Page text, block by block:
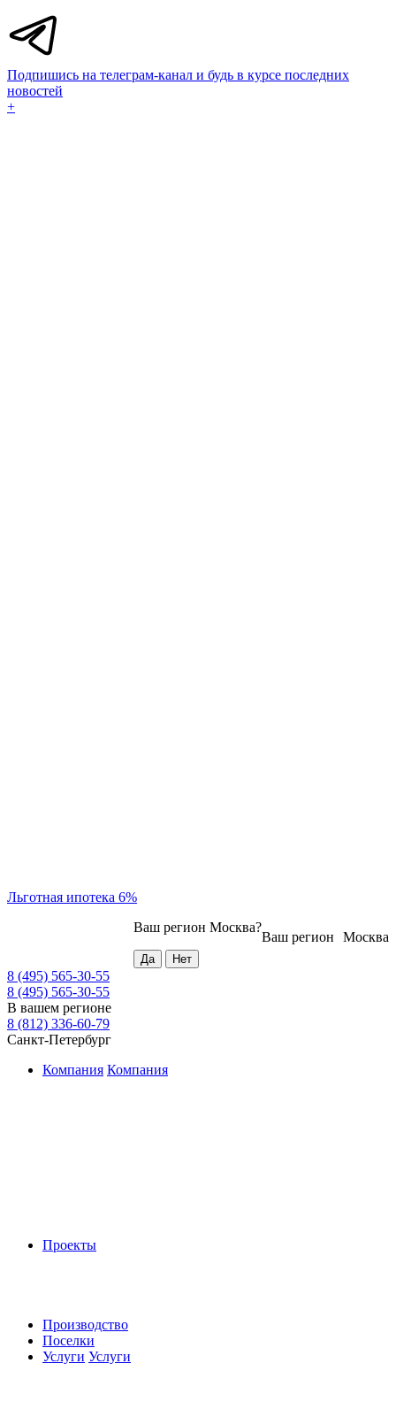
Подпишись на телеграм-канал и будь в курсе последних
новостей
+
Льготная ипотека 6%
Москва
Ваш регион
Ваш регион Москва?
8 (495) 565-30-55
8 (495) 565-30-55
В вашем регионе
8 (812) 336-60-79
Санкт-Петербург
Компания Компания
Проекты
Производство
Поселки
Услуги Услуги